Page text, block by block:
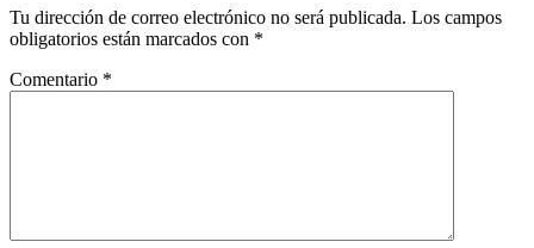
Tu dirección de correo electrónico no será publicada. Los campos
obligatorios están marcados con *
Comentario *